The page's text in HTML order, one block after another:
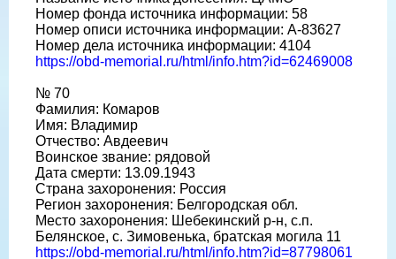
Номер фонда источника информации: 58
Номер описи источника информации: А-83627
Номер дела источника информации: 4104
https://obd-memorial.ru/html/info.htm?id=62469008
№ 70
Фамилия: Комаров
Имя: Владимир
Отчество: Авдеевич
Воинское звание: рядовой
Дата смерти: 13.09.1943
Страна захоронения: Россия
Регион захоронения: Белгородская обл.
Место захоронения: Шебекинский р-н, с.п.
Белянское, с. Зимовенька, братская могила 11
https://obd-memorial.ru/html/info.htm?id=87798061